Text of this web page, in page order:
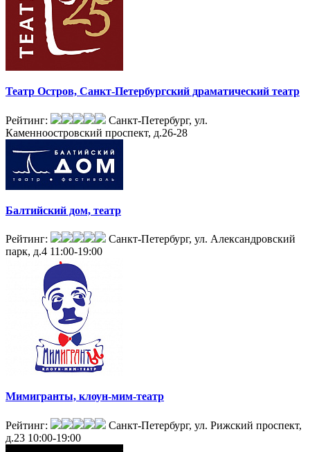
Театр Остров, Санкт-Петербургский драматический театр
Рейтинг:
Санкт-Петербург, ул.
Каменноостровский проспект, д.26-28
Балтийский дом, театр
Рейтинг:
Санкт-Петербург, ул. Александровский
парк, д.4 11:00-19:00
Мимигранты, клоун-мим-театр
Рейтинг:
Санкт-Петербург, ул. Рижский проспект,
д.23 10:00-19:00